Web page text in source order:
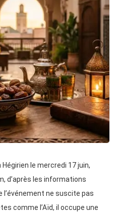
le mercredi 17 juin,
d’après les informations
l’événement ne suscite pas
comme l’Aïd, il occupe une